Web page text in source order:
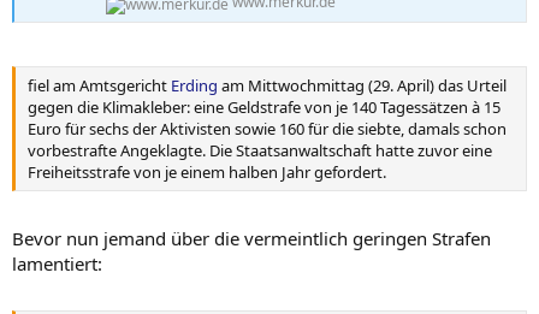
vor meiner Haustüre."
Also, langer Text, kurzes Fazit:
- Die Aktionen der Letzten Generation sehe ich kritisch
- Klimaschutz JA, aber lasst den Leuten doch auch noch einen
Urlaub und ein bisschen Spaß im Leben!
- Hauptsächlich in der Pflicht: Die Politik, die einen Mittelweg
zwischen effektiven Klimaschutz, zügiger Umsetzung und "sozialer
Verträglichkeit" (wie diese Worthülse immer heißt) finden muss
So, ich glaube, jetzt kann das ganze endgültig in einen eigenen
Thread.
fiel am Amtsgericht Erding am Mittwochmittag (29. April) das Urteil
gegen die Klimakleber: eine Geldstrafe von je 140 Tagessätzen à 15
Euro für sechs der Aktivisten sowie 160 für die siebte, damals schon
vorbestrafte Angeklagte. Die Staatsanwaltschaft hatte zuvor eine
Freiheitsstrafe von je einem halben Jahr gefordert.
Bevor nun jemand über die vermeintlich geringen Strafen
lamentiert: